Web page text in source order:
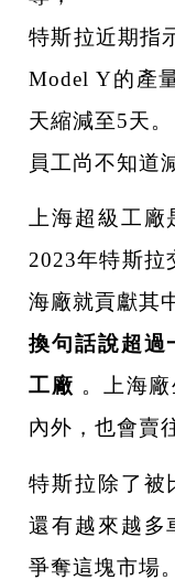
特斯拉近期指
Model Y的產
天縮減至5天。
員工尚不知道
上海超級工廠
2023年特斯拉
海廠就貢獻其
換句話說超過
工廠 。上海
內外，也會賣
特斯拉除了被
還有越來越多
爭奪這塊市場。